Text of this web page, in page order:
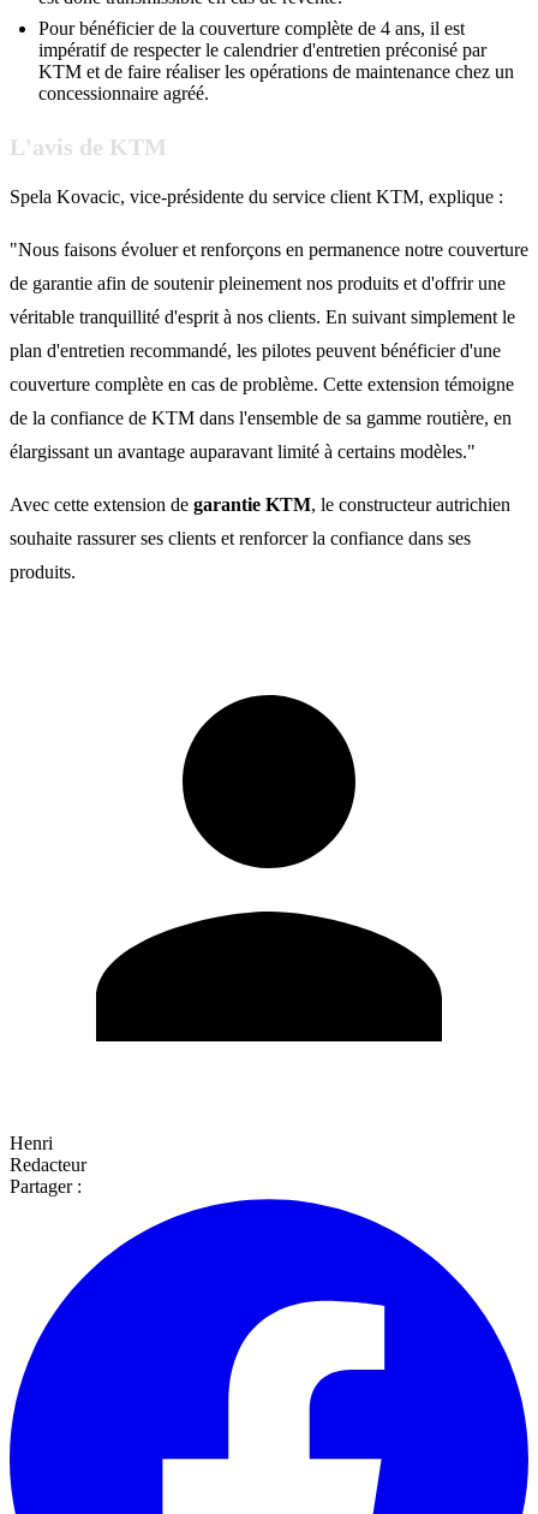
Pour bénéficier de la couverture complète de 4 ans, il est
impératif de respecter le calendrier d'entretien préconisé par
KTM et de faire réaliser les opérations de maintenance chez un
concessionnaire agréé.
L'avis de KTM
Spela Kovacic, vice-présidente du service client KTM, explique :
"Nous faisons évoluer et renforçons en permanence notre couverture
de garantie afin de soutenir pleinement nos produits et d'offrir une
véritable tranquillité d'esprit à nos clients. En suivant simplement le
plan d'entretien recommandé, les pilotes peuvent bénéficier d'une
couverture complète en cas de problème. Cette extension témoigne
de la confiance de KTM dans l'ensemble de sa gamme routière, en
élargissant un avantage auparavant limité à certains modèles."
Avec cette extension de garantie KTM, le constructeur autrichien
souhaite rassurer ses clients et renforcer la confiance dans ses
produits.
Henri
Redacteur
Partager :